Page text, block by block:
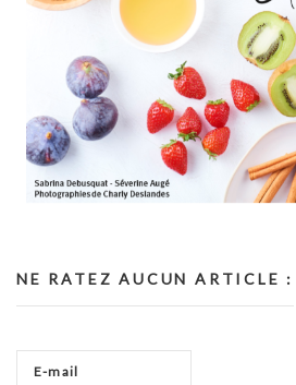
NE RATEZ AUCUN ARTICLE :